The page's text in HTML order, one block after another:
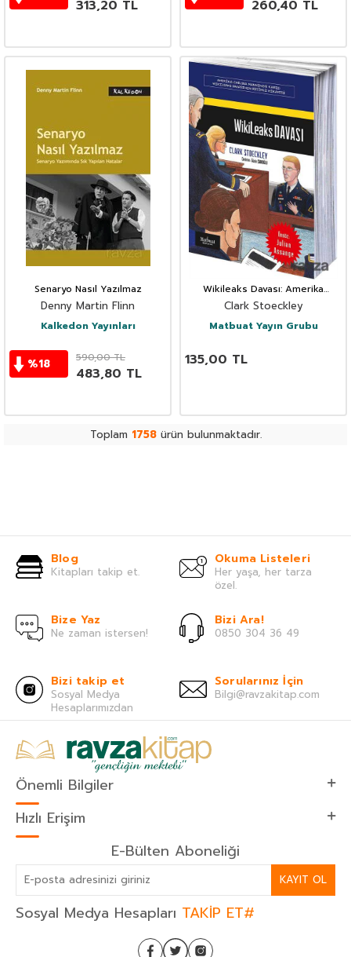
313,20 TL 260,40 TL
Senaryo Nasıl Yazılmaz
Denny Martin Flinn
Kalkedon Yayınları
%18 590,00TL
483,80 TL
Wikileaks Davası: Amerika
Chelsea Manning'e Karşı
Clark Stoeckley
Matbuat Yayın Grubu
135,00 TL
Toplam 1758ürün bulunmaktadır.
Blog
Kitapları takip et.
Okuma Listeleri
Her yaşa, her tarza
özel.
Bize Yaz
Ne zaman istersen!
Bizi Ara!
0850 304 36 49
Bizi takip et
Sosyal Medya
Hesaplarımızdan
Sorularınız İçin
Bilgi@ravzakitap.com
Önemli Bilgiler
Hızlı Erişim
E-Bülten Aboneliği
KAYIT OL
Sosyal Medya Hesapları TAKİP ET#